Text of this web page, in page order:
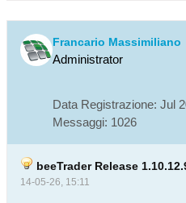
Francario Massimiliano
Administrator
Data Registrazione: Jul
Messaggi: 1026
beeTrader Release
14-05-26, 15:11